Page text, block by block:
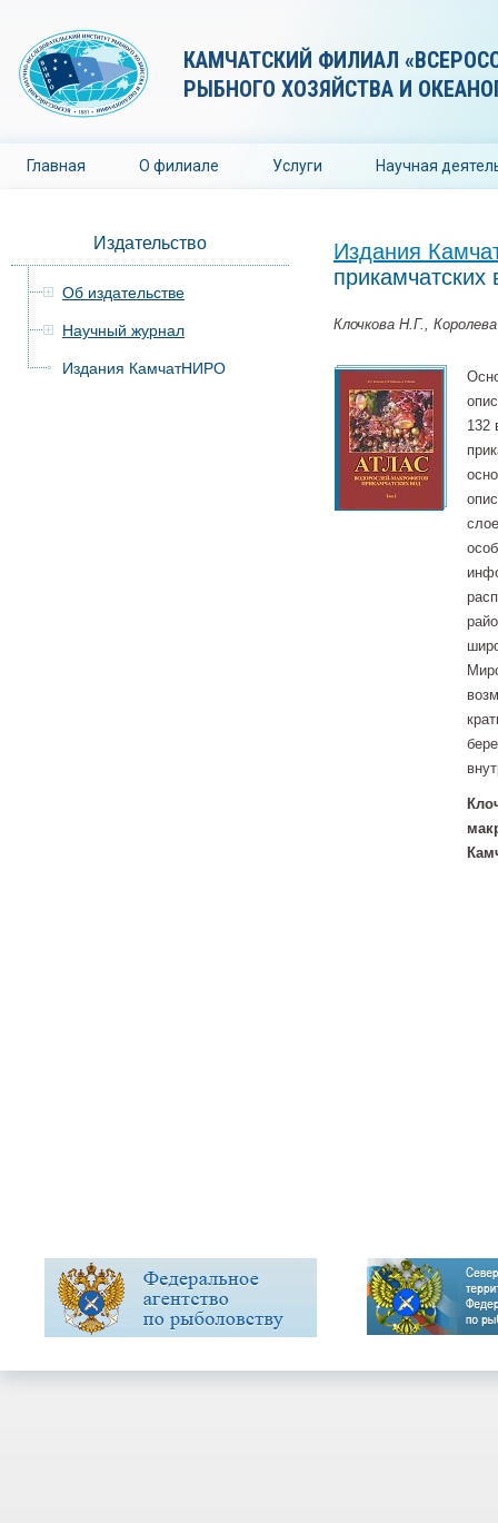
КАМЧАТСКИЙ ФИЛИАЛ
РЫБНОГО ХОЗЯЙСТВА И
Главная О филиале Услуги Научная
Издательство
Об издательстве
Научный журнал
Издания КамчатНИРО
Издания
Клочкова Н.Г.,
132